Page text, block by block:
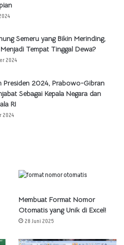
Semeru yang Bikin Merinding,
Tempat Tinggal Dewa?
2024
Presiden 2024, Prabowo-Gibran
Sebagai Kepala Negara dan
RI
2024
Membuat Format Nomor
Otomatis yang Unik di Excel!
28 Juni 2025